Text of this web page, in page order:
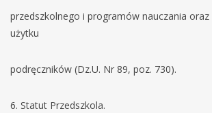
przedszkolnego i programów nauczania
użytku
podręczników (Dz.U. Nr 89, poz. 730).
6. Statut Przedszkola.